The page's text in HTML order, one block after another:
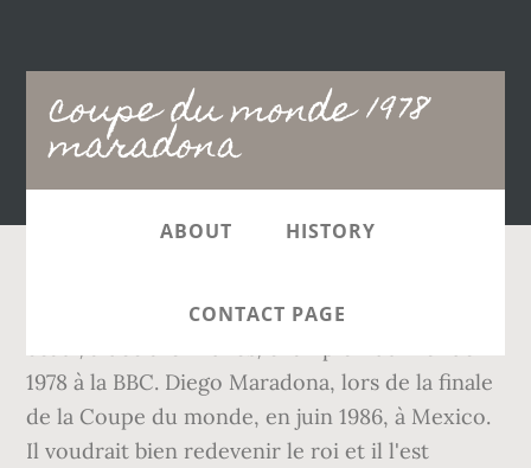
coupe du monde 1978
maradona
Main
navigation
ABOUT HISTORY
CONTACT PAGE
"Être Diego Maradona, c'était incroyablement
1978 à la BBC. Diego Maradona, lors de la finale
de la Coupe du monde, en juin 1986, à Mexico.
Il voudrait bien redevenir le roi et il l'est